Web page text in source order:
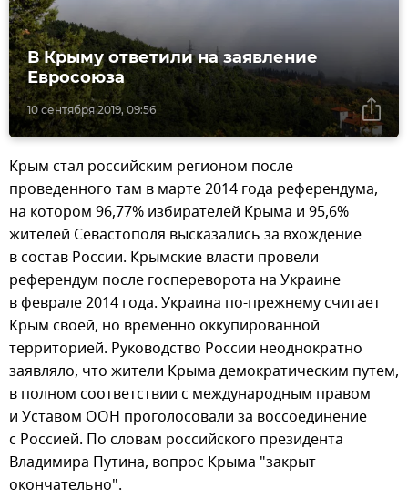
10 сентября 2019, 09:56
В Крыму ответили на заявление
Евросоюза
Крым стал российским регионом после
проведенного там в марте 2014 года референдума,
на котором 96,77% избирателей Крыма и 95,6%
жителей Севастополя высказались за вхождение
в состав России. Крымские власти провели
референдум после госпереворота на Украине
в феврале 2014 года. Украина по-прежнему считает
Крым своей, но временно оккупированной
территорией. Руководство России неоднократно
заявляло, что жители Крыма демократическим путем,
в полном соответствии с международным правом
и Уставом ООН проголосовали за воссоединение
с Россией. По словам российского президента
Владимира Путина, вопрос Крыма "закрыт
окончательно".